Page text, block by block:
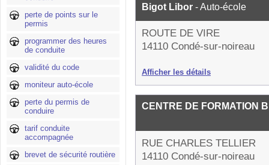
perte de points sur le
permis
programmer des heures
de conduite
validité du code
moniteur auto-école
perte du permis de
conduire
tarif conduite
accompagnée
brevet de sécurité routière
Bigot Libor - Auto-école
ROUTE DE VIRE
14110 Condé-sur-noireau
Afficher les détails
CENTRE DE FORMATION
RUE CHARLES TELLIER
14110 Condé-sur-noireau